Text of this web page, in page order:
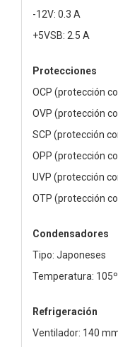
-12V: 0.3 A
+5VSB: 2.5 A
Protecciones
OCP (protección
OVP (protección
SCP (protección
OPP (protección
UVP (protección
OTP (protección
Condensadores
Tipo: Japoneses
Temperatura:
Refrigeración
Ventilador: 140